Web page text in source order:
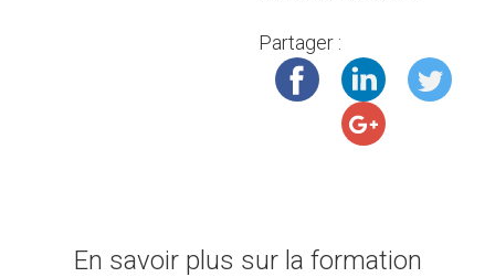
Partager :
En savoir plus sur la formation